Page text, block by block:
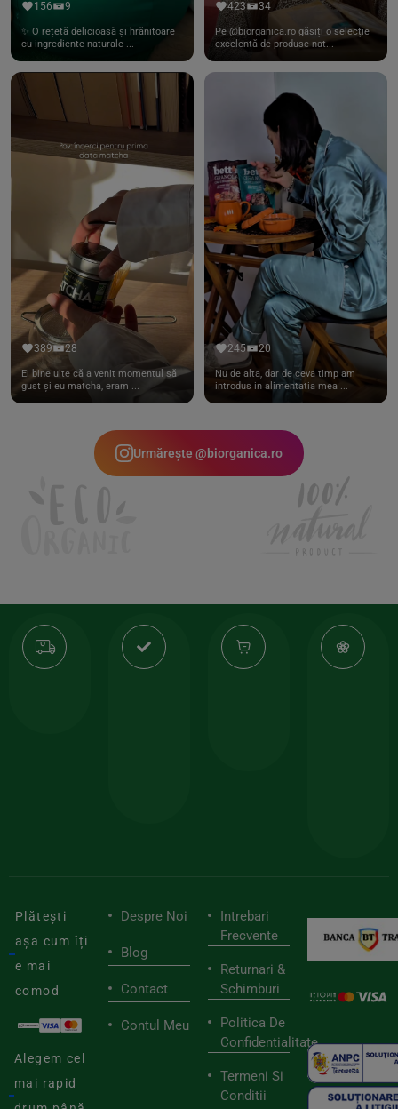
156 9
✨ O rețetă delicioasă și hrănitoare
cu ingrediente naturale ...
423 34
Pe @biorganica.ro găsiți o selecție
excelentă de produse nat...
389 28
Ei bine uite că a venit momentul să
gust și eu matcha, eram ...
245 20
Nu de alta, dar de ceva timp am
introdus in alimentatia mea ...
Urmărește @biorganica.ro
Transport
gratuit
Produse
calitate
Plătești
așa cum îți
e mai
comod
Alegem cel
mai rapid
Despre Noi
Blog
Contact
Contul Meu
Intrebari
Frecvente
Returnari &
Schimburi
Politica De
Confidentialitate
Termeni Si
Conditii